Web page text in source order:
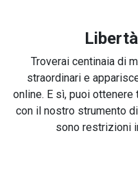
Troverai centinaia di
straordinari e
online. E sì, puoi
con il nostro strumento
sono restrizioni